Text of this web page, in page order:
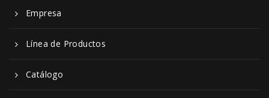
Empresa
Línea de Productos
Catálogo